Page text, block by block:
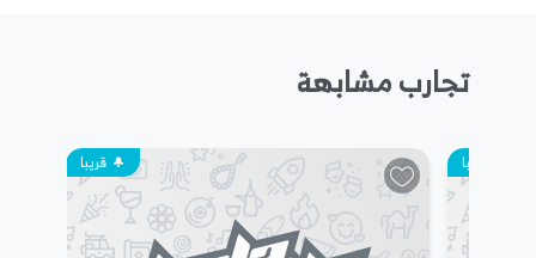
تجارب مشابهة
قريبا قريبا